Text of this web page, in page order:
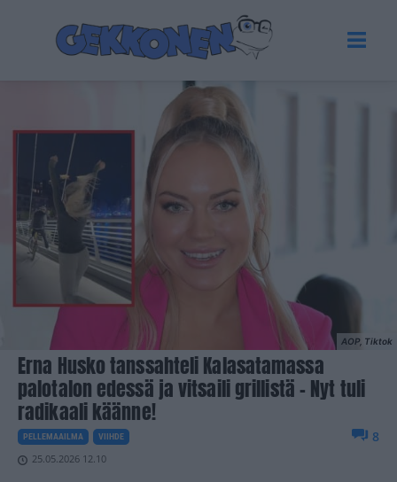
AOP, Tiktok
Erna Husko tanssahteli Kalasatamassa
palotalon edessä ja vitsaili grillistä – Nyt tuli
radikaali käänne!
PELLEMAAILMA VIIHDE
25.05.2026 12.10
8